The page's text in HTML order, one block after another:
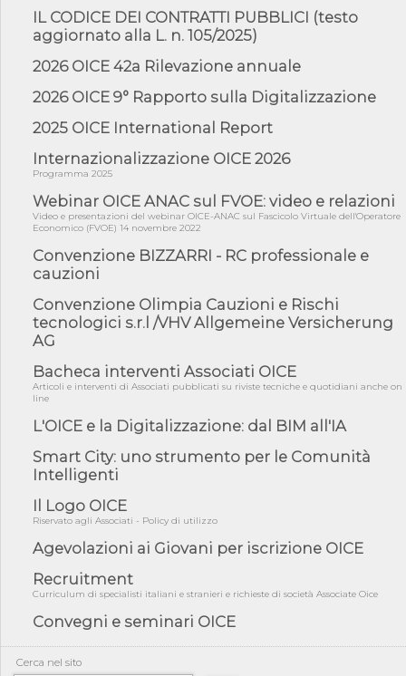
07/08/26 - Ponte sullo Stretto di Messina: deliberata la
sussistenza di...
07/08/26 - Tunnel Brennero, dal Cipess via libera al quinto lotto
06/08/26 - Istat, produzione industriale in calo dell'1% a giugno,
con ...
riqualificazione sism...
06/08/26 - CdM: approvato il d.lgs. di adeguamento all’AI Act in
06/08/26 - DDL delegazione europea in Cdm per recepimento
norme UE in m...
05/08/26 - DL Infrastrutture e PNRR è legge: approvata oggi la
fiducia...
05/08/26 - Focus OICE sul DDL di riforma della responsabilità
05/08/26 - Anac: pubblicata la Relazione illustrativa al Bando tipo
2 s...
05/08/26 - SAVE THE DATE: Assemblea Pubblica Confindustria
05/08/26 - Successo OICE per il bando della Città metropolitana
di Reg...
05/08/26 - Lettera OICE per il bando della Giunta Regionale della
Campa...
04/08/26 - DL PA: previste cancellazioni da elenchi professionisti
per ...
04/08/26 - International Sustainable Buildings Competition -
COP31, An...
04/08/26 - CdS, project financing: progetto di fattibilità da
04/08/26 - Rapporto Anac corruzione 2020-2026: procedimenti
IL CODICE DEI CONTRATTI PUBBLICI (testo
aggiornato alla L. n. 105/2025)
2026 OICE 42a Rilevazione annuale
2026 OICE 9° Rapporto sulla Digitalizzazione
2025 OICE International Report
Internazionalizzazione OICE 2026
Programma 2025
Webinar OICE ANAC sul FVOE: video e relazioni
Video e presentazioni del webinar OICE-ANAC sul Fascicolo Virtuale dell'Operatore
Economico (FVOE) 14 novembre 2022
Convenzione BIZZARRI - RC professionale e
cauzioni
Convenzione Olimpia Cauzioni e Rischi
tecnologici s.r.l /VHV Allgemeine Versicherung
AG
Bacheca interventi Associati OICE
Articoli e interventi di Associati pubblicati su riviste tecniche e quotidiani anche on
line
L'OICE e la Digitalizzazione: dal BIM all'IA
Smart City: uno strumento per le Comunità
Intelligenti
Il Logo OICE
Riservato agli Associati - Policy di utilizzo
Agevolazioni ai Giovani per iscrizione OICE
Recruitment
Curriculum di specialisti italiani e stranieri e richieste di società Associate Oice
Convegni e seminari OICE
Cerca nel sito